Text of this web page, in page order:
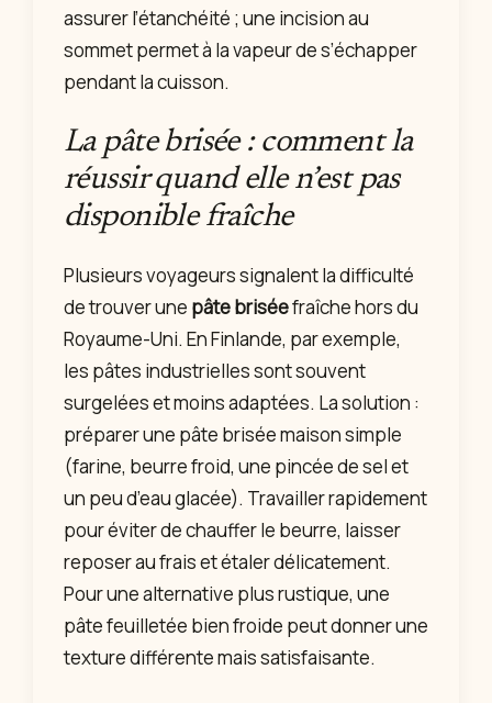
assurer l’étanchéité ; une incision au
sommet permet à la vapeur de s’échapper
pendant la cuisson.
La pâte brisée : comment la
réussir quand elle n’est pas
disponible fraîche
Plusieurs voyageurs signalent la difficulté
de trouver une pâte briséefraîche hors du
Royaume-Uni. En Finlande, par exemple,
les pâtes industrielles sont souvent
surgelées et moins adaptées. La solution :
préparer une pâte brisée maison simple
(farine, beurre froid, une pincée de sel et
un peu d’eau glacée). Travailler rapidement
pour éviter de chauffer le beurre, laisser
reposer au frais et étaler délicatement.
Pour une alternative plus rustique, une
pâte feuilletée bien froide peut donner une
texture différente mais satisfaisante.